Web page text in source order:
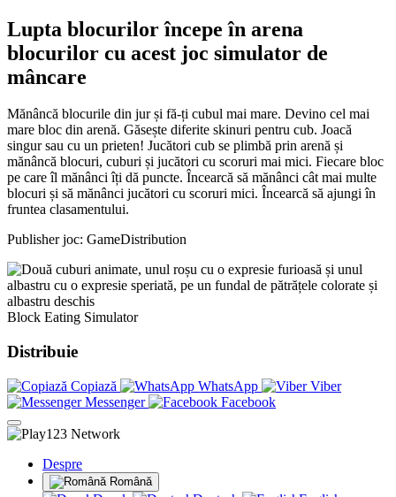
Lupta blocurilor începe în arena
blocurilor cu acest joc simulator de
mâncare
Mănâncă blocurile din jur și fă-ți cubul mai mare. Devino cel mai
mare bloc din arenă. Găsește diferite skinuri pentru cub. Joacă
singur sau cu un prieten! Jucători cub se plimbă prin arenă și
mănâncă blocuri, cuburi și jucători cu scoruri mai mici. Fiecare bloc
pe care îl mănânci îți dă puncte. Încearcă să mănânci cât mai multe
blocuri și să mănânci jucători cu scoruri mici. Încearcă să ajungi în
fruntea clasamentului.
Publisher joc: GameDistribution
Block Eating Simulator
Distribuie
Copiază WhatsApp
Viber
Messenger
Facebook
Despre
Română